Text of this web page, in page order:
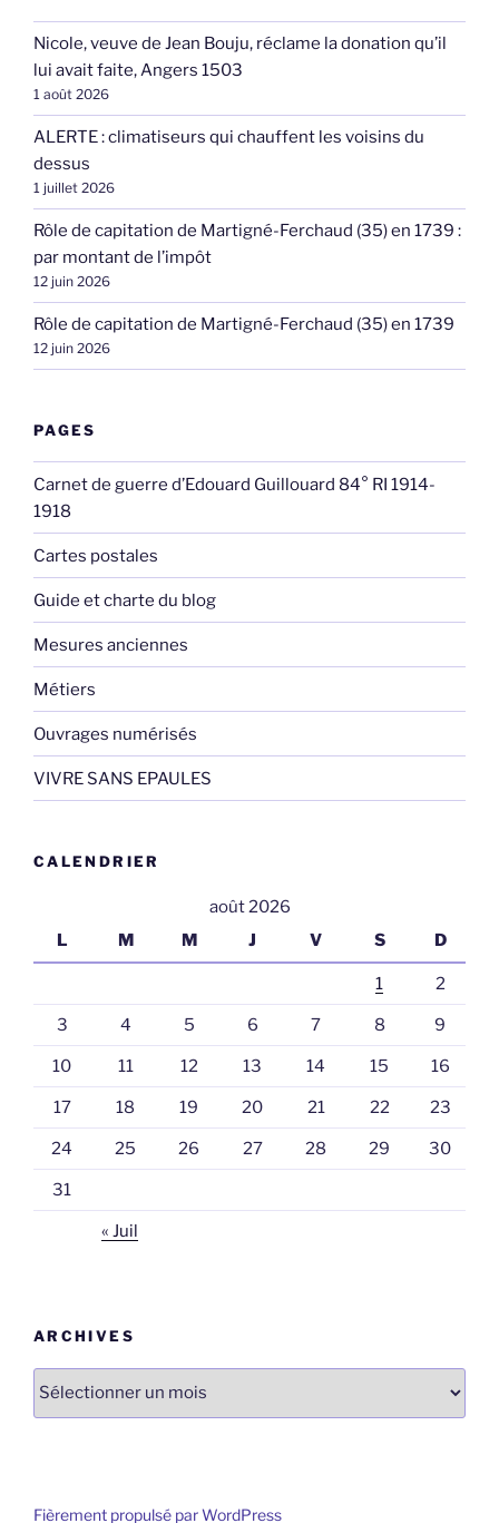
Nicole, veuve de Jean Bouju, réclame la donation qu’il
lui avait faite, Angers 1503
1 août 2026
ALERTE : climatiseurs qui chauffent les voisins du
dessus
1 juillet 2026
Rôle de capitation de Martigné-Ferchaud (35) en 1739 :
par montant de l’impôt
12 juin 2026
Rôle de capitation de Martigné-Ferchaud (35) en 1739
12 juin 2026
PAGES
Carnet de guerre d’Edouard Guillouard 84° RI 1914-
1918
Cartes postales
Guide et charte du blog
Mesures anciennes
Métiers
Ouvrages numérisés
VIVRE SANS EPAULES
CALENDRIER
août 2026
L
M M J V S D
1 2
3 4 5 6 7 8 9
10 11 12 13 14 15 16
17 18 19 20 21 22 23
24 25 26 27 28 29 30
31
« Juil
ARCHIVES
Archives
Fièrement propulsé par WordPress